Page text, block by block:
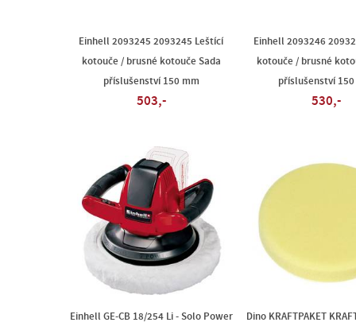
Einhell 2093245 2093245 Leštící
kotouče / brusné kotouče Sada
příslušenství 150 mm
503,-
Einhell 2093246
kotouče / brusné
příslušenství
530,-
Einhell GE-CB 18/254 Li - Solo Power
Dino KRAFTPAKET